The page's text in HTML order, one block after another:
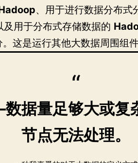
、用于进行数据分布式
及用于分布式存储数据的
这是运行其他大数据周围组件
据量足够大或复
节点无法处理。